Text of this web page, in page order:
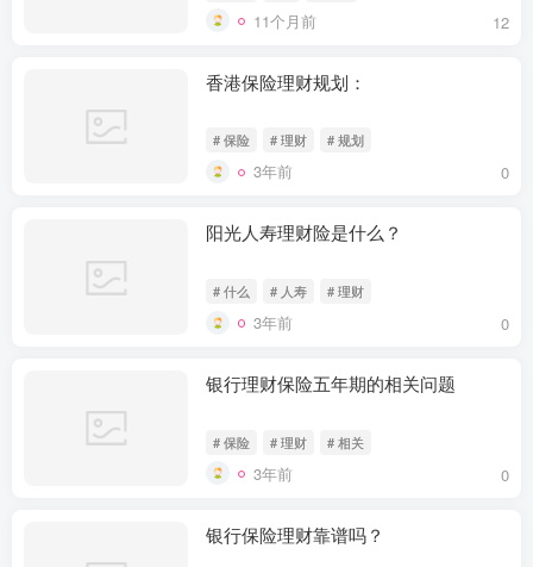
11个月前 12
香港保险理财规划：
# 保险 # 理财 # 规划
3年前 0
阳光人寿理财险是什么？
# 什么 # 人寿 # 理财
3年前 0
银行理财保险五年期的相关问题
# 保险 # 理财 # 相关
3年前 0
银行保险理财靠谱吗？